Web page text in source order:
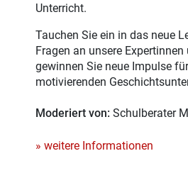
Unterricht.
Tauchen Sie ein in das neue
Fragen an unsere
gewinnen Sie neue Impulse
motivierenden
Moderiert von: Schulberater
» weitere Informationen